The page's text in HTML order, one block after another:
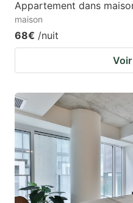
Appartement dans
maison
68€ /nuit
Voir